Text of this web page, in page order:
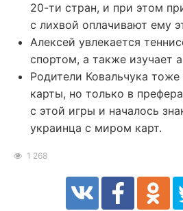
20-ти стран, и при этом
с лихвой оплачивают ему
Алексей увлекается
спортом, а также изучает
Родители Ковальчука тоже
карты, но только в
с этой игры и началось
украинца с миром карт.
1 268